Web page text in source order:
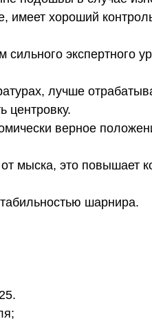
хороший
экспертного
лучше
центровку.
верное
мыска, это повышает
шарнира.